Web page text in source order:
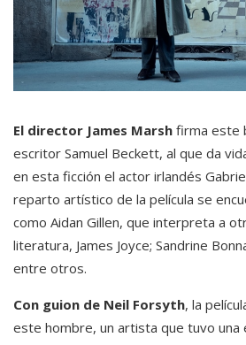
El director James Marsh firma este
escritor Samuel Beckett, al que da
en esta ficción el actor irlandés
reparto artístico de la película se
como Aidan Gillen, que interpreta a
literatura, James Joyce; Sandrine
entre otros.
Con guion de Neil Forsyth, la
este hombre, un artista que tuvo una